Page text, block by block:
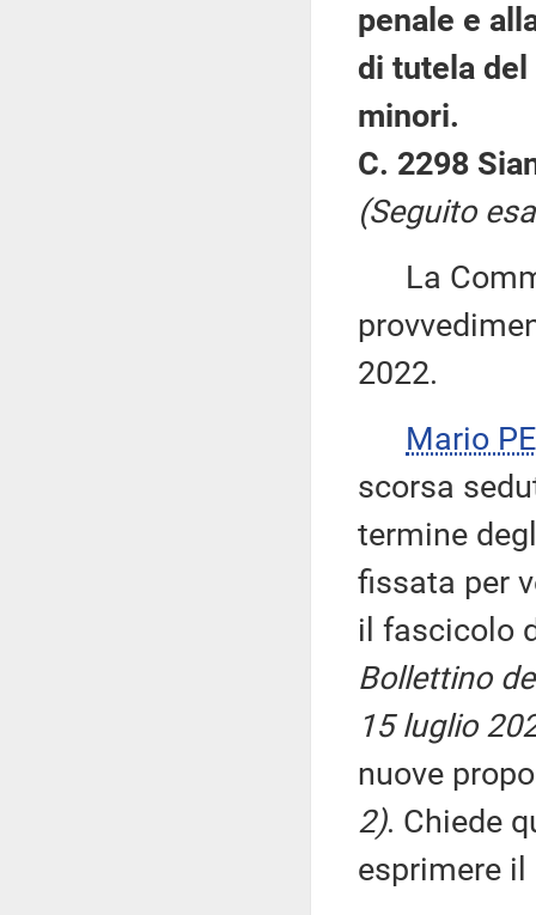
penale e
di tutela
minori.
C. 2298
(Seguito
La
2022.
Mario
scorsa
termine
fissata per
il fascicolo
Bollettino
15 luglio
nuove
2). Chiede
esprimere